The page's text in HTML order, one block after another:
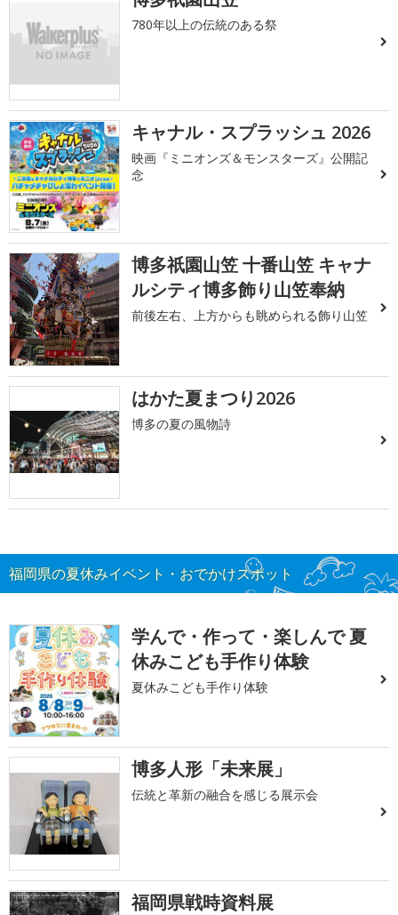
780年以上の伝統のある祭
キャナル・スプラッシュ 2026
映画『ミニオンズ＆モンスターズ』公開記
念
博多祇園山笠 十番山笠 キャナ
ルシティ博多飾り山笠奉納
前後左右、上方からも眺められる飾り山笠
はかた夏まつり2026
博多の夏の風物詩
福岡県の夏休みイベント・おでかけスポット
学んで・作って・楽しんで 夏
休みこども手作り体験
夏休みこども手作り体験
博多人形「未来展」
伝統と革新の融合を感じる展示会
福岡県戦時資料展